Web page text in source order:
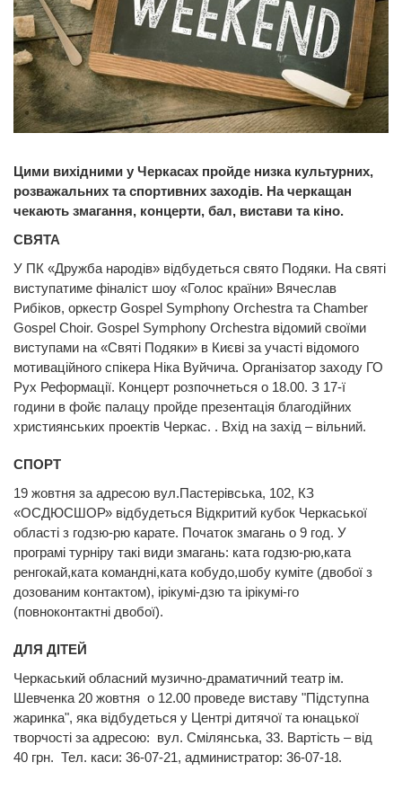
Цими вихідними у Черкасах пройде низка культурних,
розважальних та спортивних заходів. На черкащан
чекають змагання, концерти, бал, вистави та кіно.
СВЯТА
У ПК «Дружба народів» відбудеться свято Подяки. На святі
виступатиме фіналіст шоу «Голос країни» Вячеслав
Рибіков, оркестр Gospel Symphony Orchestra та Chamber
Gospel Choir. Gospel Symphony Orchestra відомий своїми
виступами на «Святі Подяки» в Києві за участі відомого
мотиваційного спікера Ніка Вуйчича. Організатор заходу ГО
Рух Реформації. Концерт розпочнеться о 18.00. З 17-ї
години в фойє палацу пройде презентація благодійних
християнських проектів Черкас. . Вхід на захід – вільний.
СПОРТ
19 жовтня за адресою вул.Пастерівська, 102, КЗ
«ОСДЮСШОР» відбудеться Відкритий кубок Черкаської
області з годзю-рю карате. Початок змагань о 9 год. У
програмі турніру такі види змагань: ката годзю-рю,ката
ренгокай,ката командні,ката кобудо,шобу куміте (двобої з
дозованим контактом), ірікумі-дзю та ірікумі-го
(повноконтактні двобої).
ДЛЯ ДІТЕЙ
Черкаський обласний музично-драматичний театр ім.
Шевченка 20 жовтня о 12.00 проведе виставу "Підступна
жаринка", яка відбудеться у Центрі дитячої та юнацької
творчості за адресою: вул. Смілянська, 33. Вартість – від
40 грн. Тел. каси: 36-07-21, администратор: 36-07-18.